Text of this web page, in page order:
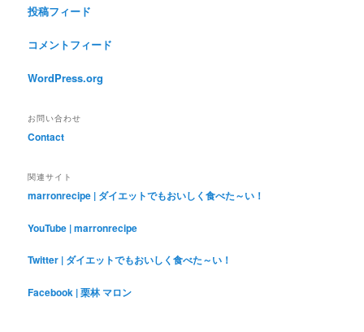
投稿フィード
コメントフィード
WordPress.org
お問い合わせ
Contact
関連サイト
marronrecipe | ダイエットでもおいしく食べた～い！
YouTube | marronrecipe
Twitter | ダイエットでもおいしく食べた～い！
Facebook | 栗林 マロン